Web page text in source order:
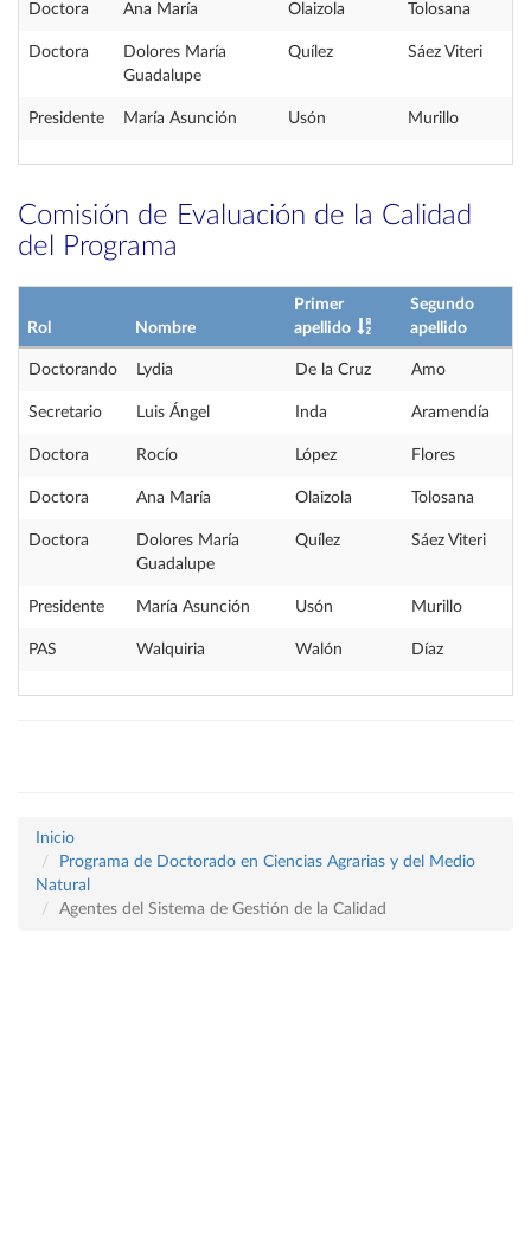
Doctora Ana María Olaizola Tolosana
Doctora
Dolores María
Guadalupe
Quílez Sáez Viteri
Presidente María Asunción Usón Murillo
Comisión de Evaluación de la Calidad
del Programa
Rol Nombre
Primer
apellido
Segundo
apellido
Doctorando Lydia De la Cruz Amo
Secretario Luis Ángel Inda Aramendía
Doctora Rocío López Flores
Doctora Ana María Olaizola Tolosana
Doctora
Dolores María
Guadalupe
Quílez Sáez Viteri
Presidente María Asunción Usón Murillo
PAS Walquiria Walón Díaz
Inicio
Programa de Doctorado en Ciencias Agrarias y del Medio
Natural
Agentes del Sistema de Gestión de la Calidad